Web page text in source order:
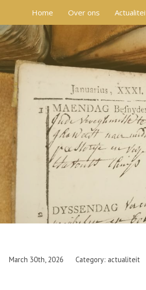
Home Over ons
March 30th, 2026 Category: actualiteit